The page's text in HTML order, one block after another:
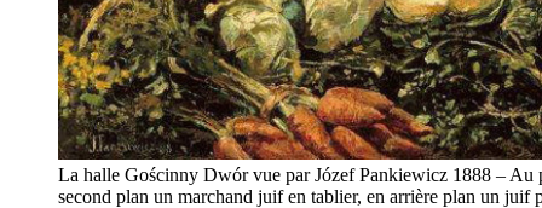
La halle Gościnny Dwór vue par Józef Pankiewicz 1888 – Au
second plan un marchand juif en tablier, en arrière plan un juif